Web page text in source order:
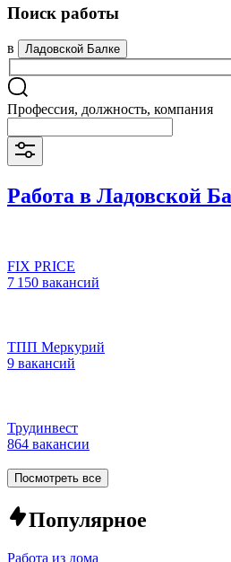
Поиск работы
в Ладовской Балке
Профессия, должность, компания
Работа в Ладовской
FIX PRICE
7 150 вакансий
ТПП Меркурий
9 вакансий
Трудинвест
864 вакансии
Посмотреть все
Популярное
Работа из дома